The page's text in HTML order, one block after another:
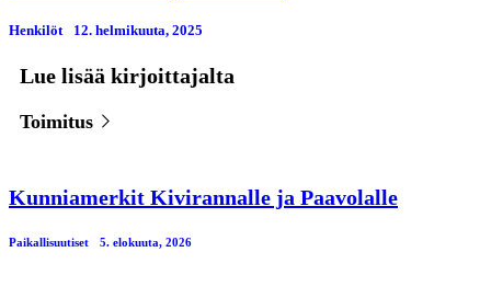
Henkilöt 12. helmikuuta, 2025
Lue lisää kirjoittajalta
Toimitus
Kunniamerkit Kivirannalle ja Paavolalle
Paikallisuutiset 5. elokuuta, 2026